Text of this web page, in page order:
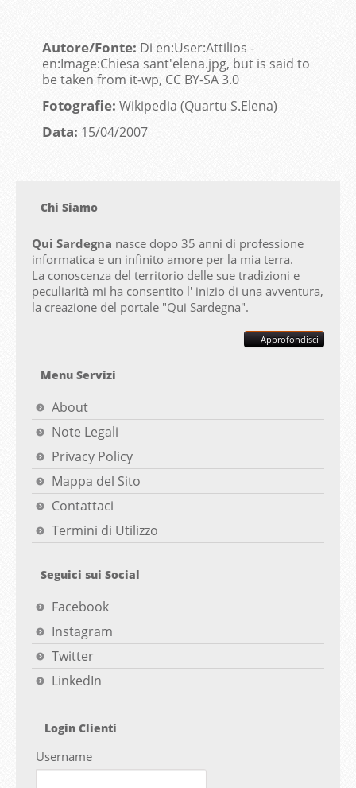
Autore/Fonte: Di en:User:Attilios -
en:Image:Chiesa sant'elena.jpg, but is said to
be taken from it-wp, CC BY-SA 3.0
Fotografie: Wikipedia (Quartu S.Elena)
Data: 15/04/2007
Chi Siamo
Qui Sardegna nasce dopo 35 anni di professione
informatica e un infinito amore per la mia terra.
La conoscenza del territorio delle sue tradizioni e
peculiarità mi ha consentito l' inizio di una avventura,
la creazione del portale "Qui Sardegna".
Approfondisci
Menu Servizi
About
Note Legali
Privacy Policy
Mappa del Sito
Contattaci
Termini di Utilizzo
Seguici sui Social
Facebook
Instagram
Twitter
LinkedIn
Login Clienti
Username